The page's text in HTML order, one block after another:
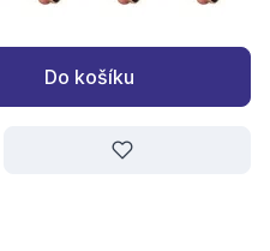
Do košíku